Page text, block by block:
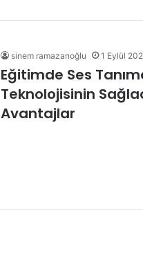
sinem ramazanoğlu 1 Eylül
Eğitimde Ses
Teknolojisinin
Avantajlar